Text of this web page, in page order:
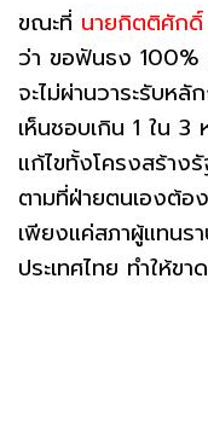
ขณะที่ นายกิตติศักดิ์
ว่า ขอฟันธง 100%
จะไม่ผ่านวาระรับห
เห็นชอบเกิน 1 ใน 3
แก้ไขทั้งโครงสร้าง
ตามที่ฝ่ายตนเองต้อ
เพียงแค่สภาผู้แทนร
ประเทศไทย ทำให้ข